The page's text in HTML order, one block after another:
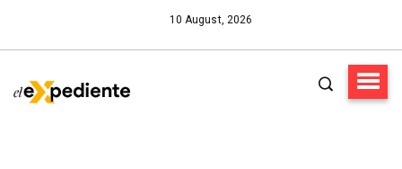
10 August, 2026